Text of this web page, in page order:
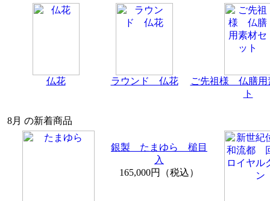
仏花 ラウンド 仏花
ご先祖様 仏膳用
ト
8月 の新着商品
銀製 たまゆら 槌目
入
165,000円（税込）